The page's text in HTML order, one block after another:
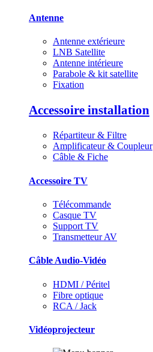
Antenne
Antenne extérieure
LNB Satellite
Antenne intérieure
Parabole & kit satellite
Fixation
Accessoire installation
Répartiteur & Filtre
Amplificateur & Coupleur
Câble & Fiche
Accessoire TV
Télécommande
Casque TV
Support TV
Transmetteur AV
Câble Audio-Vidéo
HDMI / Péritel
Fibre optique
RCA / Jack
Vidéoprojecteur